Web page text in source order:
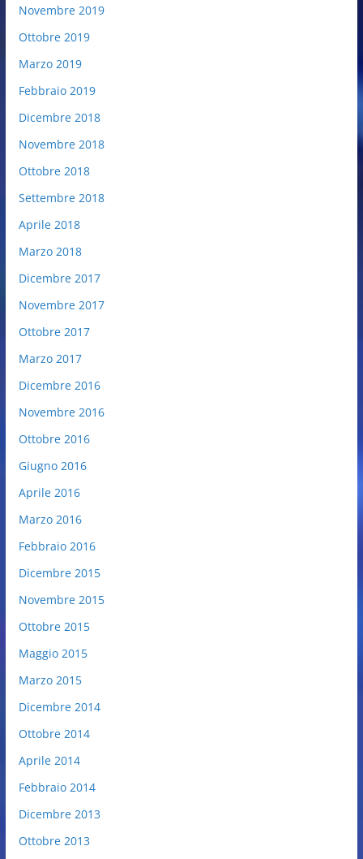
Novembre 2019
Ottobre 2019
Marzo 2019
Febbraio 2019
Dicembre 2018
Novembre 2018
Ottobre 2018
Settembre 2018
Aprile 2018
Marzo 2018
Dicembre 2017
Novembre 2017
Ottobre 2017
Marzo 2017
Dicembre 2016
Novembre 2016
Ottobre 2016
Giugno 2016
Aprile 2016
Marzo 2016
Febbraio 2016
Dicembre 2015
Novembre 2015
Ottobre 2015
Maggio 2015
Marzo 2015
Dicembre 2014
Ottobre 2014
Aprile 2014
Febbraio 2014
Dicembre 2013
Ottobre 2013